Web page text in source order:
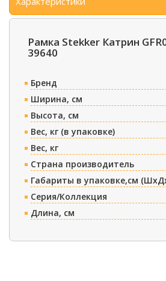
Рамка Stekker Катрин
39640
Бренд
Ширина, см
Высота, см
Вес, кг (в упаковке)
Вес, кг
Страна производитель
Габариты в упаковке,см
Серия/Коллекция
Длина, см